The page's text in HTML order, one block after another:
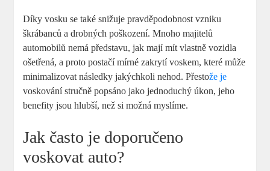
Díky vosku se také snižuje pravděpodobnost vzniku
škrábanců a drobných poškození. Mnoho majitelů
automobilů nemá představu, jak mají mít vlastně vozidla
ošetřená, a proto postačí mírné zakrytí voskem, které může
minimalizovat následky jakýchkoli nehod. Přestože je
voskování stručně popsáno jako jednoduchý úkon, jeho
benefity jsou hlubší, než si možná myslíme.
Jak často je doporučeno
voskovat auto?